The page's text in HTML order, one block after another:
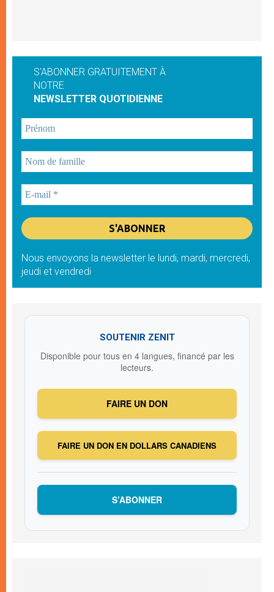
S'ABONNER GRATUITEMENT À
NOTRE
NEWSLETTER QUOTIDIENNE
Nous envoyons la newsletter le lundi, mardi, mercredi,
jeudi et vendredi
SOUTENIR ZENIT
Disponible pour tous en 4 langues, financé par les
lecteurs.
FAIRE UN DON
FAIRE UN DON EN DOLLARS CANADIENS
S’ABONNER